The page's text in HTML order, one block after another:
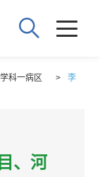
科一病区 >
李
、河